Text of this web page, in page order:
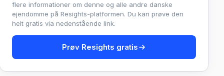
flere informationer om denne og alle andre danske
ejendomme på Resights-platformen. Du kan prøve den
helt gratis via nedenstående link.
Prøv Resights gratis